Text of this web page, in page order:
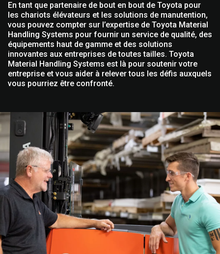
En tant que partenaire de bout en bout de Toyota pour
les chariots élévateurs et les solutions de manutention,
vous pouvez compter sur l’expertise de Toyota Material
Handling Systems pour fournir un service de qualité, des
équipements haut de gamme et des solutions
innovantes aux entreprises de toutes tailles. Toyota
Material Handling Systems est là pour soutenir votre
entreprise et vous aider à relever tous les défis auxquels
vous pourriez être confronté.